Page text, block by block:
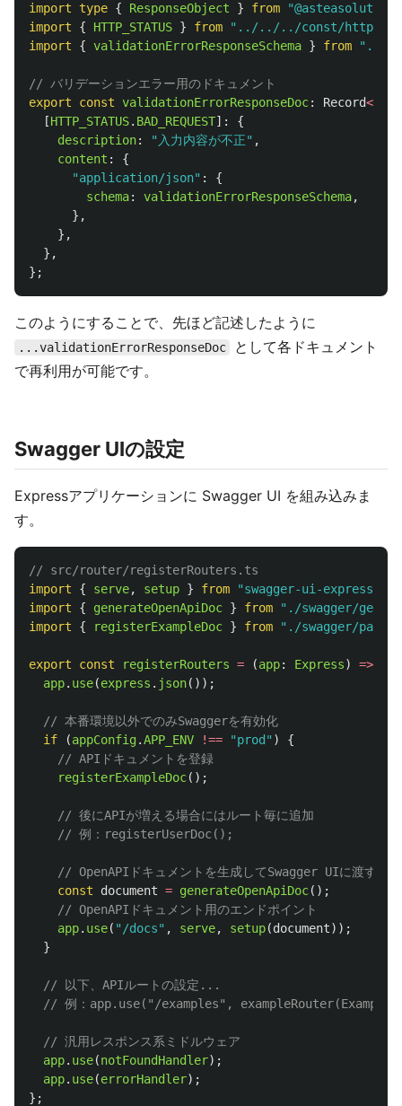
import
type { ResponseObject } from "
import
{ HTTP_STATUS } from " ../../../const/http.ts
import
{ validationErrorResponseSchema } from " ../../
// バリデーションエラー用のドキュメント
export
const validationErrorResponseDoc: Record<
[HTTP_STATUS. BAD_REQUEST]:
{
description: " 入力内容が不正" ,
content :
{
"application/json" :
{
schema: validationErrorResponseSchema,
},
},
},
};
このようにすることで、先ほど記述したように
...validationErrorResponseDoc
として各ドキュメント
で再利用が可能です。
Swagger UIの設定
Expressアプリケーションに Swagger UI を組み込みま
す。
// src/router/registerRouters.ts
import
{ serve, setup } from "swagger-ui-express
import
{ generateOpenApiDoc } from " ./swagger/
import
{ registerExampleDoc } from " ./swagger/path/
export const registerRouters = (app: Express) =>
app. use(express . json());
// 本番環境以外でのみSwaggerを有効化
if
(appConfig.APP_ENV !== "prod " )
{
// APIドキュメントを登録
registerExampleDoc();
// 後にAPIが増える場合にはルート毎に追加
// 例：registerUserDoc();
// OpenAPIドキュメントを生成してSwagger UIに渡す
const
document = generateOpenApiDoc();
// OpenAPIドキュメント用のエンドポイント
app. use( " /docs" , serve, setup(document));
}
// 以下、APIルートの設定...
// 例：app.use("/examples",
// 汎用レスポンス系ミドルウェア
app. use(notFoundHandler);
app. use(errorHandler);
};